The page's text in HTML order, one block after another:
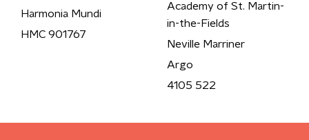
Harmonia Mundi
HMC 901767
Academy of St. Martin-
in-the-Fields
Neville Marriner
Argo
4105 522